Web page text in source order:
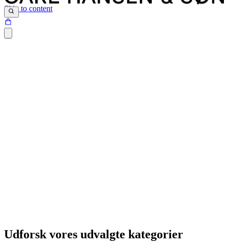
Skip to content
Har du brug for hjælp så kontakt venligst kundeservice via:
Udforsk vores udvalgte kategorier